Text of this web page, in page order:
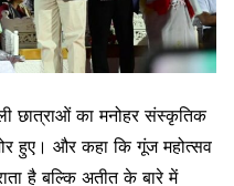
छात्राओं का मनोहर संस्कृतिक
हुए। और कहा कि गूंज महोत्सव
है बल्कि अतीत के बारे में